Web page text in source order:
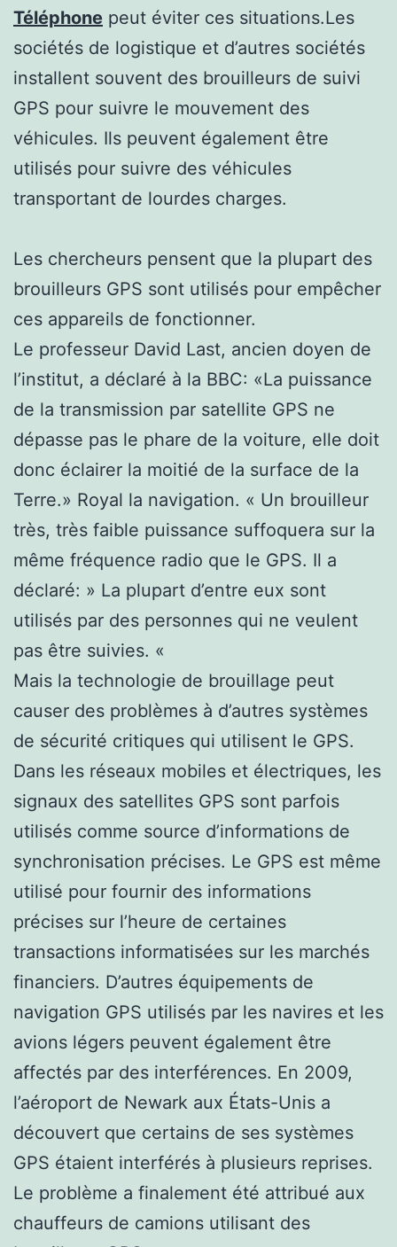
Téléphone peut éviter ces situations.Les
sociétés de logistique et d’autres sociétés
installent souvent des brouilleurs de suivi
GPS pour suivre le mouvement des
véhicules. Ils peuvent également être
utilisés pour suivre des véhicules
transportant de lourdes charges.
Les chercheurs pensent que la plupart des
brouilleurs GPS sont utilisés pour empêcher
ces appareils de fonctionner.
Le professeur David Last, ancien doyen de
l’institut, a déclaré à la BBC: «La puissance
de la transmission par satellite GPS ne
dépasse pas le phare de la voiture, elle doit
donc éclairer la moitié de la surface de la
Terre.» Royal la navigation. « Un brouilleur
très, très faible puissance suffoquera sur la
même fréquence radio que le GPS. Il a
déclaré: » La plupart d’entre eux sont
utilisés par des personnes qui ne veulent
pas être suivies. «
Mais la technologie de brouillage peut
causer des problèmes à d’autres systèmes
de sécurité critiques qui utilisent le GPS.
Dans les réseaux mobiles et électriques, les
signaux des satellites GPS sont parfois
utilisés comme source d’informations de
synchronisation précises. Le GPS est même
utilisé pour fournir des informations
précises sur l’heure de certaines
transactions informatisées sur les marchés
financiers. D’autres équipements de
navigation GPS utilisés par les navires et les
avions légers peuvent également être
affectés par des interférences. En 2009,
l’aéroport de Newark aux États-Unis a
découvert que certains de ses systèmes
GPS étaient interférés à plusieurs reprises.
Le problème a finalement été attribué aux
chauffeurs de camions utilisant des